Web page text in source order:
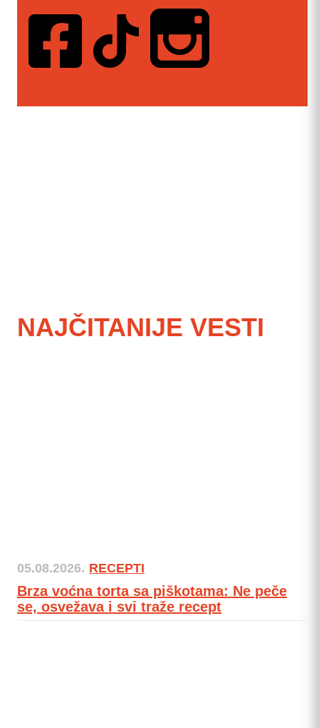
NAJČITANIJE VESTI
05.08.2026. RECEPTI
Brza voćna torta sa piškotama: Ne peče
se, osvežava i svi traže recept